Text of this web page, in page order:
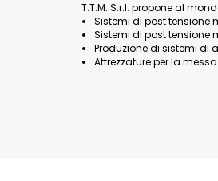
T.T.M. S.r.l. propone al
Sistemi di post tensione
Sistemi di post tensione
Produzione di sistemi di
Attrezzature per la